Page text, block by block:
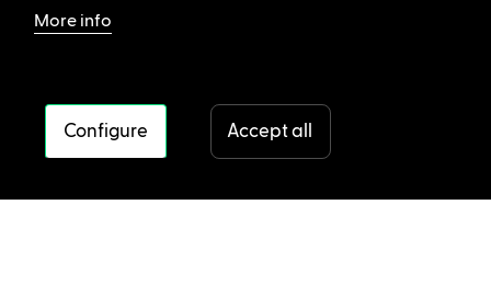
More info
Configure Accept all